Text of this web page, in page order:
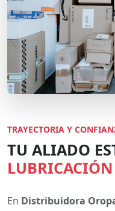
TRAYECTORIA Y
TU ALIADO
LUBRICACIÓN
En Distribuidora